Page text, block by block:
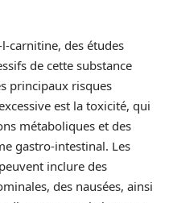
carnitine, des études
de cette substance
principaux risques
est la toxicité, qui
métaboliques et des
gastro-intestinal. Les
inclure des
des nausées, ainsi